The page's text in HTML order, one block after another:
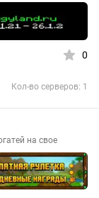
0
Кол-во серверов: 1
на свое